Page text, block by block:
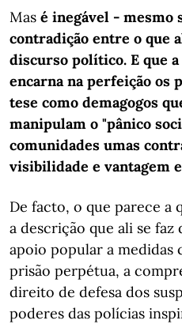
Mas é inegável - mesmo
contradição entre o que
discurso político. E que
encarna na perfeição os
tese como demagogos
manipulam o "pânico
comunidades umas
visibilidade e vantagem
De facto, o que parece a
a descrição que ali se
apoio popular a medidas
prisão perpétua, a
direito de defesa dos
poderes das polícias